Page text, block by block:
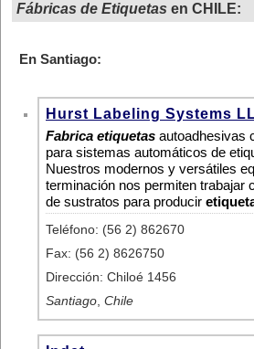
Fábricas de Etiquetas en CHILE:
En Santiago:
Hurst Labeling Systems
Fabrica etiquetas autoadhesivas
para sistemas automáticos de
Nuestros modernos y versátiles
terminación nos permiten trabajar
de sustratos para producir
Teléfono: (56 2) 862670
Fax: (56 2) 8626750
Dirección: Chiloé 1456
Santiago Chile